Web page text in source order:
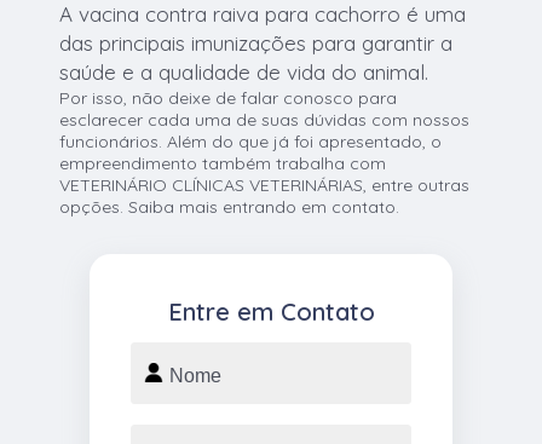
A vacina contra raiva para cachorro é uma
das principais imunizações para garantir a
saúde e a qualidade de vida do animal.
Por isso, não deixe de falar conosco para
esclarecer cada uma de suas dúvidas com nossos
funcionários. Além do que já foi apresentado, o
empreendimento também trabalha com
VETERINÁRIO CLÍNICAS VETERINÁRIAS, entre outras
opções. Saiba mais entrando em contato.
Entre em Contato